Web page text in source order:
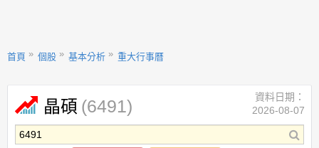
首頁 個股 基本分析 重大行事曆
晶碩 (6491)
資料日期：
2026-08-07